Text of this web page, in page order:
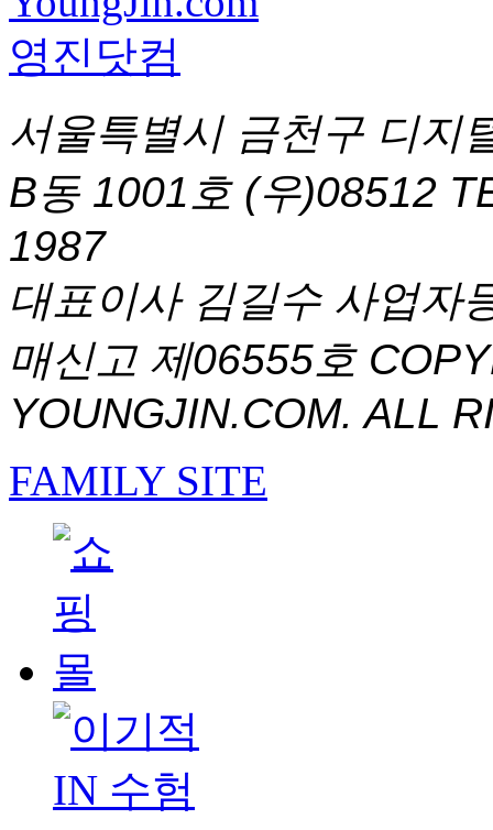
서울특별시 금천구 디지
B동 1001호 (우)08512
1987
대표이사 김길수 사업자
매신고 제06555호
YOUNGJIN.COM. ALL
FAMILY SITE